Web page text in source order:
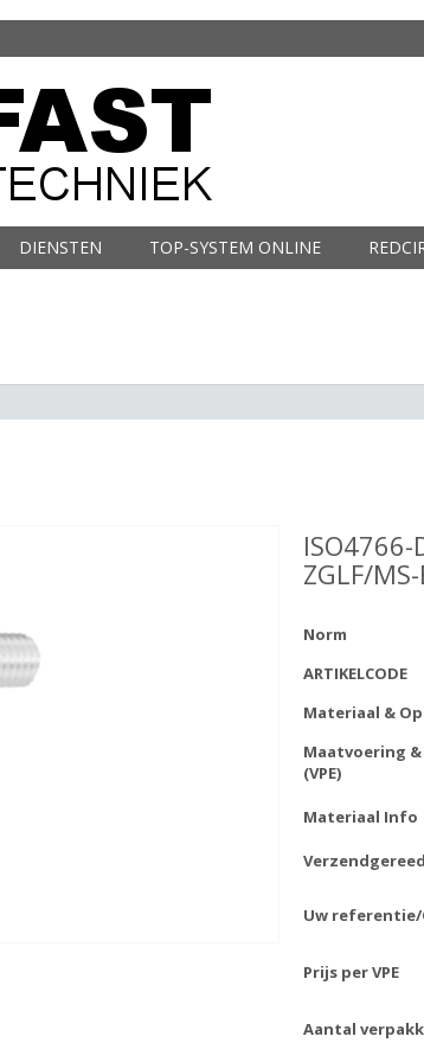
DIENSTEN TOP-SYSTEM ONLINE
ISO4766-
ZGLF/
Norm
ARTIKELCODE
Materiaal &
Maatvoering
(VPE)
Materiaal Info
Uw
Prijs per VPE
Aantal